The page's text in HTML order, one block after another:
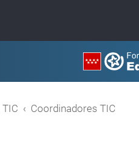
Coordinadores TIC